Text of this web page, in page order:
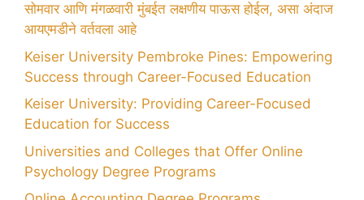
सोमवार आणि मंगळवारी मुंबईत लक्षणीय पाऊस होईल, असा अंदाज
आयएमडीने वर्तवला आहे
Keiser University Pembroke Pines: Empowering
Success through Career-Focused Education
Keiser University: Providing Career-Focused
Education for Success
Universities and Colleges that Offer Online
Psychology Degree Programs